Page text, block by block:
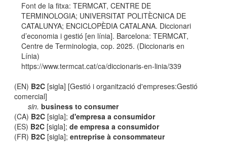
Font de la fitxa: TERMCAT, CENTRE DE
TERMINOLOGIA; UNIVERSITAT POLITÈCNICA DE
CATALUNYA; ENCICLOPÈDIA CATALANA. Diccionari
d’economia i gestió [en línia]. Barcelona: TERMCAT,
Centre de Terminologia, cop. 2025. (Diccionaris en
Línia)
https://www.termcat.cat/ca/diccionaris-en-linia/339
(EN) B2C [sigla] [Gestió i organització d'empreses:Gestió
comercial]
sin. business to consumer
(CA) B2C [sigla];d'empresa a consumidor
(ES) B2C [sigla];de empresa a consumidor
(FR) B2C [sigla];entreprise à consommateur